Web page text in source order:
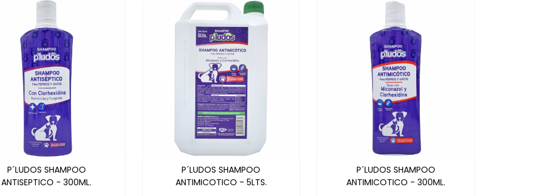
P´LUDOS SHAMPOO
ANTISEPTICO - 300ML.
P´LUDOS SHAMPOO
ANTIMICOTICO - 5LTS.
P´LUDOS SHAMPOO
ANTIMICOTICO - 300ML.